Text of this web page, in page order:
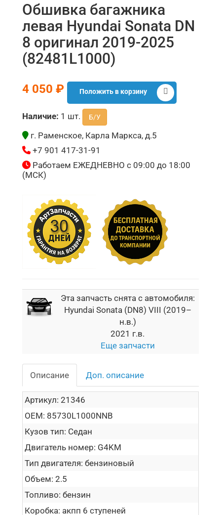
Обшивка багажника
левая Hyundai Sonata DN
8 оригинал 2019-2025
(82481L1000)
4 050 ₽ Положить в корзину
Наличие: 1 шт. Б/У
г. Раменское, Карла Маркса, д.5
+7 901 417-31-91
Работаем ЕЖЕДНЕВНО с 09:00 до 18:00
(МСК)
Эта запчасть снята с автомобиля:
Hyundai Sonata (DN8) VIII (2019–
н.в.)
2021 г.в.
Еще запчасти
Описание Доп. описание
Артикул: 21346
OEM: 85730L1000NNB
Кузов тип: Седан
Двигатель номер: G4KM
Тип двигателя: бензиновый
Объем: 2.5
Топливо: бензин
Коробка: акпп 6 ступеней